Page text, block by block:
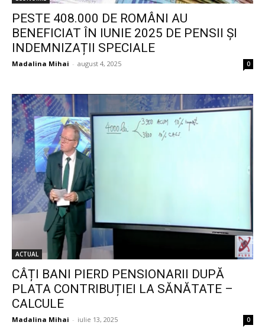
PESTE 408.000 DE ROMÂNI AU
BENEFICIAT ÎN IUNIE 2025 DE PENSII ȘI
INDEMNIZAȚII SPECIALE
Madalina Mihai - august 4, 2025 0
ACTUAL
CÂȚI BANI PIERD PENSIONARII DUPĂ
PLATA CONTRIBUȚIEI LA SĂNĂTATE –
CALCULE
Madalina Mihai - iulie 13, 2025 0